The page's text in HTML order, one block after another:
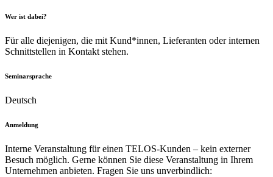
Wer ist dabei?
Für alle diejenigen, die mit Kund*innen, Lieferanten oder internen
Schnittstellen in Kontakt stehen.
Seminarsprache
Deutsch
Anmeldung
Interne Veranstaltung für einen TELOS-Kunden – kein externer
Besuch möglich. Gerne können Sie diese Veranstaltung in Ihrem
Unternehmen anbieten. Fragen Sie uns unverbindlich: